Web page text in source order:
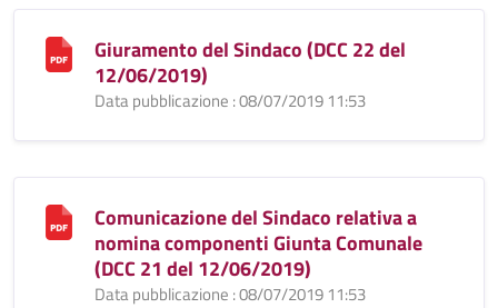
Giuramento del Sindaco (DCC 22 del
12/06/2019)
Data pubblicazione : 08/07/2019 11:53
Comunicazione del Sindaco relativa a
nomina componenti Giunta Comunale
(DCC 21 del 12/06/2019)
Data pubblicazione : 08/07/2019 11:53